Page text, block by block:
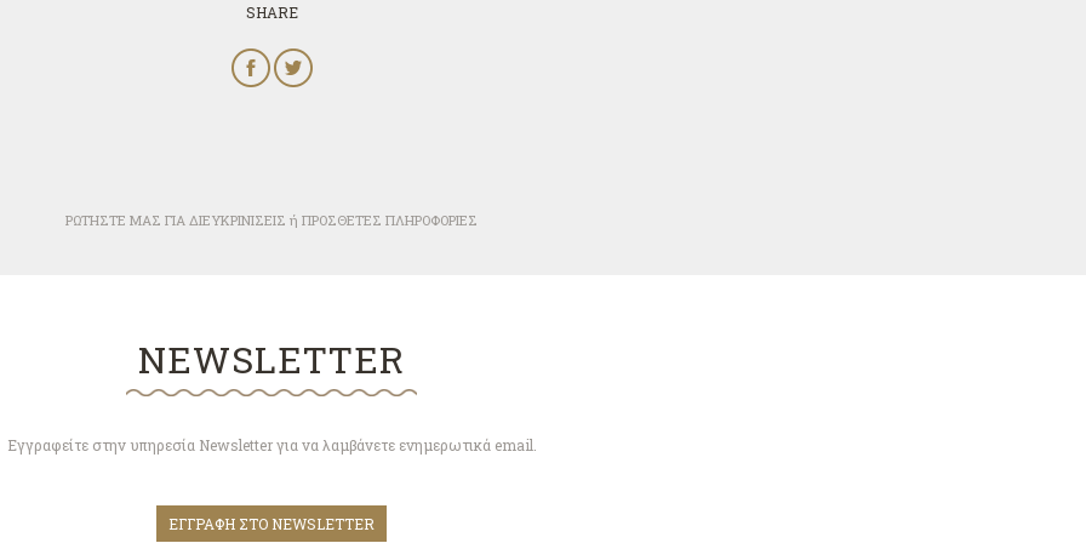
SHARE
ΡΩΤΗΣΤΕ ΜΑΣ ΓΙΑ ΔΙΕΥΚΡΙΝΙΣΕΙΣ ή ΠΡΟΣΘΕΤΕΣ ΠΛΗΡΟΦΟΡΙΕΣ
NEWSLETTER
Εγγραφείτε στην υπηρεσία Newsletter για να λαμβάνετε ενημερωτικά email.
ΕΓΓΡΑΦΗ ΣΤΟ NEWSLETTER